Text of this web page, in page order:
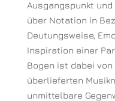
Ausgangspunkt
über Notation in
Deutungsweise,
Inspiration einer
Bogen ist dabei
überlieferten
unmittelbare